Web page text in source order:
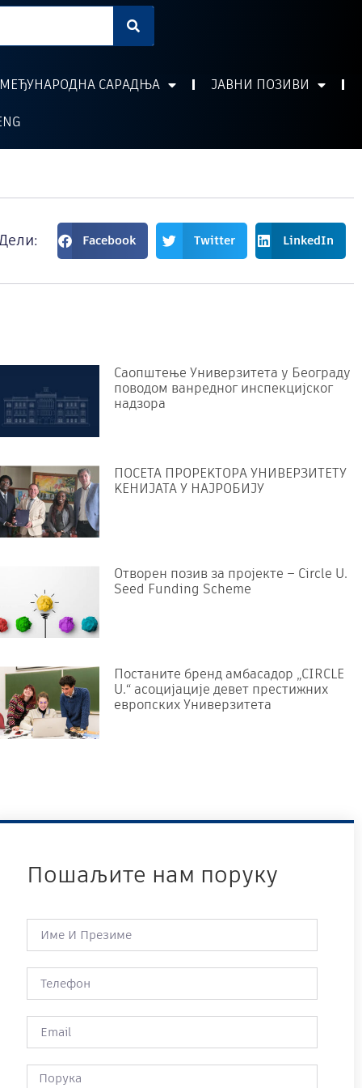
МЕЂУНАРОДНА САРАДЊА
ЈАВНИ ПОЗИВИ
Facebook Twitter LinkedIn
Саопштење Универзитета у Београду
поводом ванредног инспекцијског
надзора
ПОСЕТА ПРОРЕKТОРА УНИВЕРЗИТЕТУ
KЕНИЈАТА У НАЈРОБИЈУ
Отворен позив за пројекте – Circle U.
Seed Funding Scheme
Постаните бренд амбасадор „CIRCLE
U.“ асоцијације девет престижних
европских Универзитета
Пошаљите нам поруку